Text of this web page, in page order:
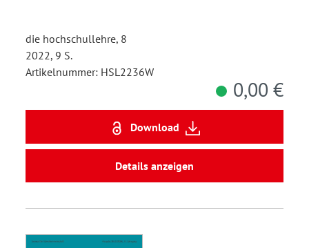
die hochschullehre, 8
2022, 9 S.
Artikelnummer: HSL2236W
0,00 €
Download
Details anzeigen